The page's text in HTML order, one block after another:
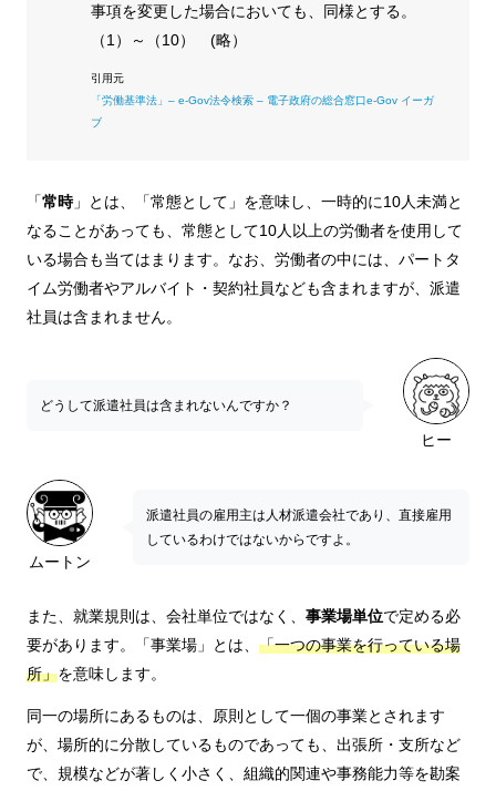
事項を変更した場合においても、同様とする。
（1）～（10） (略）
「労働基準法」– e-Gov法令検索 – 電子政府の総合窓口e-Gov イーガ
ブ
「常時」とは、「常態として」を意味し、一時的に10人未満と
なることがあっても、常態として10人以上の労働者を使用して
いる場合も当てはまります。なお、労働者の中には、パートタ
イム労働者やアルバイト・契約社員なども含まれますが、派遣
社員は含まれません。
ヒー
どうして派遣社員は含まれないんですか？
ムートン
派遣社員の雇用主は人材派遣会社であり、直接雇用
しているわけではないからですよ。
また、就業規則は、会社単位ではなく、 事業場単位で定める必
要があります。「事業場」とは、 「一つの事業を行っている場
所」を意味します。
同一の場所にあるものは、原則として一個の事業とされます
が、場所的に分散しているものであっても、出張所・支所など
で、規模などが著しく小さく、組織的関連や事務能力等を勘案